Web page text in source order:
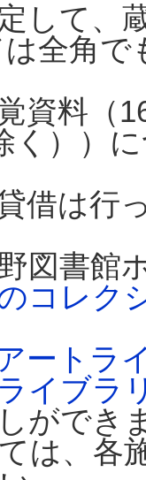
して、
全角
資料（
く））
借は行
図書館
コレク
ートラ
イブラ
ができ
は、各